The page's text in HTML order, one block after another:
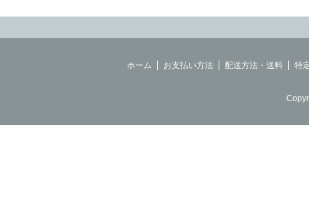
ホーム お支払い方法 配送方法・送料 特